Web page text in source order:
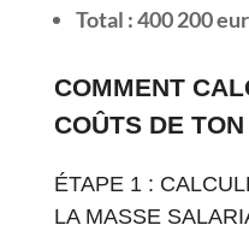
Total : 400 200
COMMENT
COÛTS DE
ÉTAPE 1 :
LA MASSE